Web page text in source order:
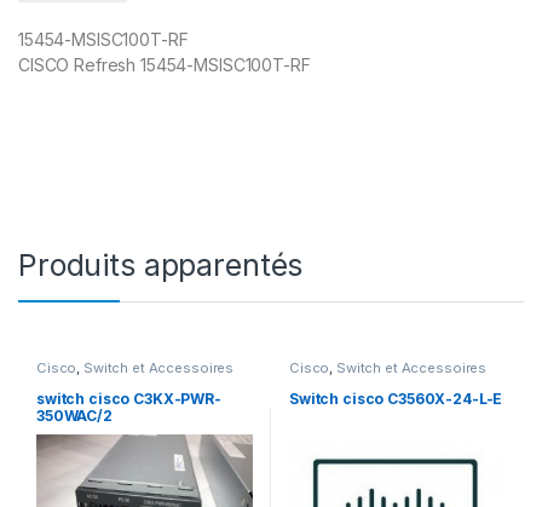
15454-MSISC100T-RF
CISCO Refresh 15454-MSISC100T-RF
Produits apparentés
Cisco, Switch et Accessoires
switch cisco C3KX-PWR-
350WAC/2
Cisco, Switch et Accessoires
Switch cisco C3560X-24-L-E